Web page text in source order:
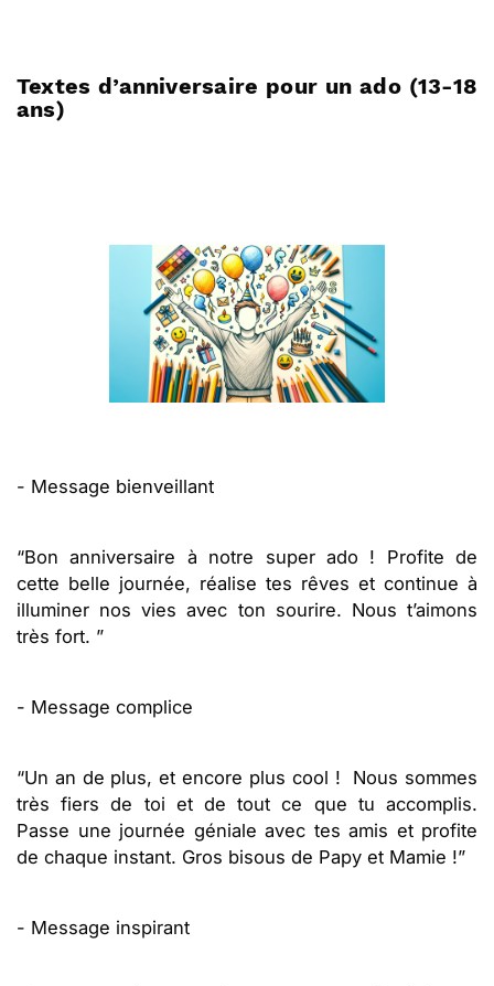
Textes d’anniversaire pour un ado (13-18
ans)
- Message bienveillant
“Bon anniversaire à notre super ado ! Profite de
cette belle journée, réalise tes rêves et continue à
illuminer nos vies avec ton sourire. Nous t’aimons
très fort. ”
- Message complice
“Un an de plus, et encore plus cool ! Nous sommes
très fiers de toi et de tout ce que tu accomplis.
Passe une journée géniale avec tes amis et profite
de chaque instant. Gros bisous de Papy et Mamie !”
- Message inspirant